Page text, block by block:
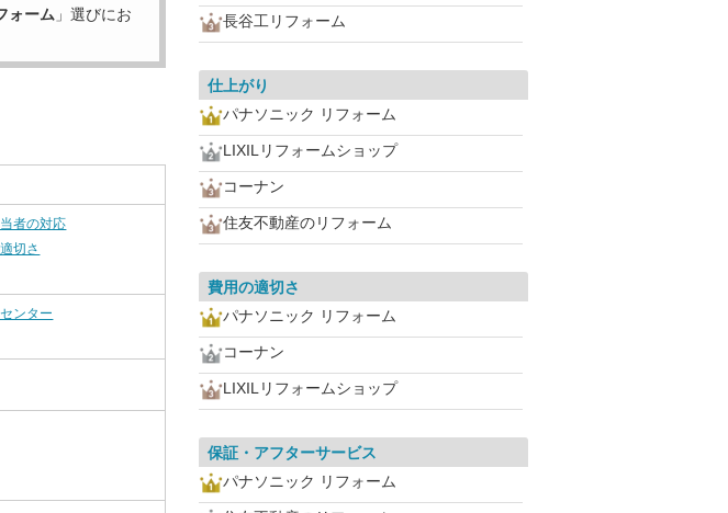
ォーム 」選びにお
者の対応
切さ
ンター
長谷工リフォーム
仕上がり
パナソニック リフォーム
LIXILリフォームショップ
コーナン
住友不動産のリフォーム
費用の適切さ
パナソニック リフォーム
コーナン
LIXILリフォームショップ
保証・アフターサービス
パナソニック リフォーム